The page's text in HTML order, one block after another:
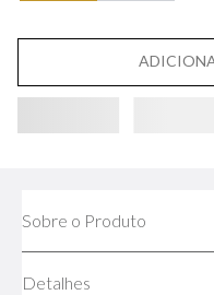
Sobre o Produto
Detalhes